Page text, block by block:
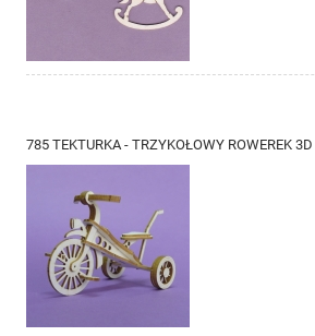
785 TEKTURKA - TRZYKOŁOWY ROWEREK 3D